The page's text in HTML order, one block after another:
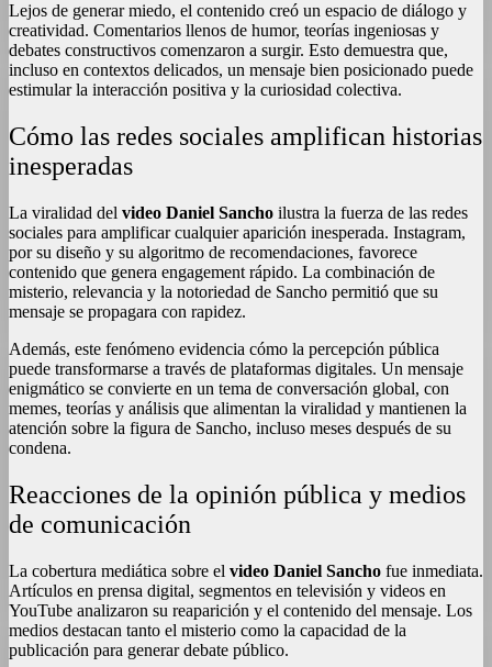
Lejos de generar miedo, el contenido creó un espacio de diálogo y
creatividad. Comentarios llenos de humor, teorías ingeniosas y
debates constructivos comenzaron a surgir. Esto demuestra que,
incluso en contextos delicados, un mensaje bien posicionado puede
estimular la interacción positiva y la curiosidad colectiva.
Cómo las redes sociales amplifican historias
inesperadas
La viralidad del video Daniel Sancho ilustra la fuerza de las redes
sociales para amplificar cualquier aparición inesperada. Instagram,
por su diseño y su algoritmo de recomendaciones, favorece
contenido que genera engagement rápido. La combinación de
misterio, relevancia y la notoriedad de Sancho permitió que su
mensaje se propagara con rapidez.
Además, este fenómeno evidencia cómo la percepción pública
puede transformarse a través de plataformas digitales. Un mensaje
enigmático se convierte en un tema de conversación global, con
memes, teorías y análisis que alimentan la viralidad y mantienen la
atención sobre la figura de Sancho, incluso meses después de su
condena.
Reacciones de la opinión pública y medios
de comunicación
La cobertura mediática sobre el video Daniel Sancho fue inmediata.
Artículos en prensa digital, segmentos en televisión y videos en
YouTube analizaron su reaparición y el contenido del mensaje. Los
medios destacan tanto el misterio como la capacidad de la
publicación para generar debate público.